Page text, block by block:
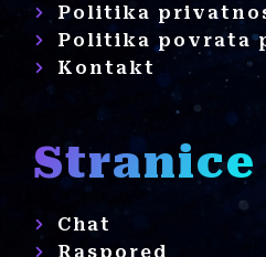
Politika
Politika povrata
Kontakt
Stranice
Chat
Raspored